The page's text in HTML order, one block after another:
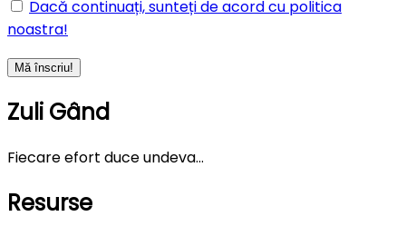
Dacă continuați, sunteți de acord cu politica
noastra!
Zuli Gând
Fiecare efort duce undeva…
Resurse